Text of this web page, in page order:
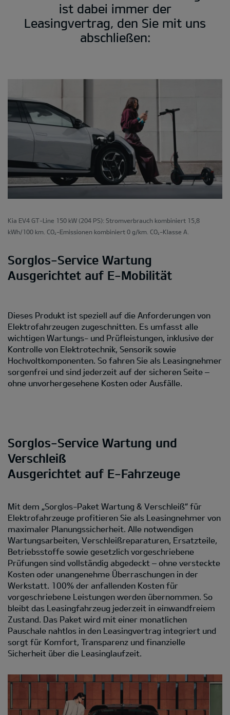
ist dabei immer der
Leasingvertrag, den Sie mit uns
abschließen:
Kia EV4 GT-Line 150 kW (204 PS): Stromverbrauch kombiniert 15,8
kWh/100 km. CO2 -Emissionen kombiniert 0 g/km. CO2 -Klasse A.
Sorglos-Service Wartung
Ausgerichtet auf E-Mobilität
Dieses Produkt ist speziell auf die Anforderungen von
Elektrofahrzeugen zugeschnitten. Es umfasst alle
wichtigen Wartungs- und Prüfleistungen, inklusive der
Kontrolle von Elektrotechnik, Sensorik sowie
Hochvoltkomponenten. So fahren Sie als Leasingnehmer
sorgenfrei und sind jederzeit auf der sicheren Seite –
ohne unvorhergesehene Kosten oder Ausfälle.
Sorglos-Service Wartung und
Verschleiß
Ausgerichtet auf E-Fahrzeuge
Mit dem „Sorglos-Paket Wartung & Verschleiß“ für
Elektrofahrzeuge profitieren Sie als Leasingnehmer von
maximaler Planungssicherheit. Alle notwendigen
Wartungsarbeiten, Verschleißreparaturen, Ersatzteile,
Betriebsstoffe sowie gesetzlich vorgeschriebene
Prüfungen sind vollständig abgedeckt – ohne versteckte
Kosten oder unangenehme Überraschungen in der
Werkstatt. 100% der anfallenden Kosten für
vorgeschriebene Leistungen werden übernommen. So
bleibt das Leasingfahrzeug jederzeit in einwandfreiem
Zustand. Das Paket wird mit einer monatlichen
Pauschale nahtlos in den Leasingvertrag integriert und
sorgt für Komfort, Transparenz und finanzielle
Sicherheit über die Leasinglaufzeit.